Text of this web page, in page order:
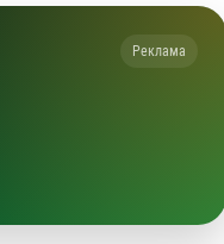
Реклама